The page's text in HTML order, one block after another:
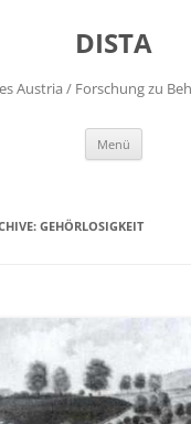
DISTA
Austria / Forschung zu
Menü
GEHÖRLOSIGKEIT